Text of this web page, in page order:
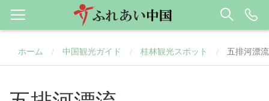
ホーム / 中国観光ガイド / 桂林観光スポット / 五排河漂流